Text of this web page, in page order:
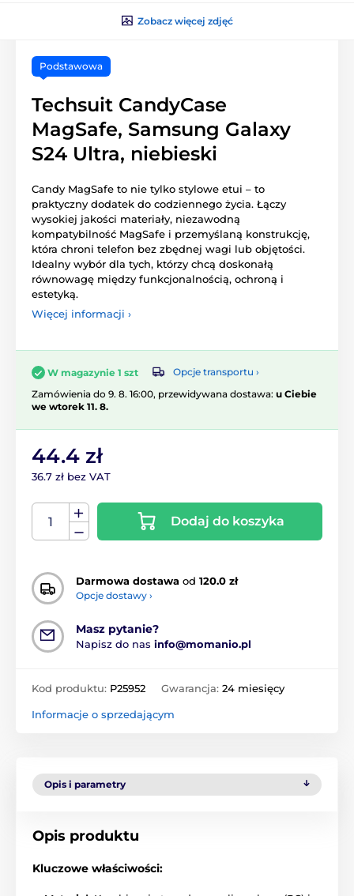
Zobacz więcej zdjęć
Podstawowa
Techsuit CandyCase
MagSafe, Samsung Galaxy
S24 Ultra, niebieski
Candy MagSafe to nie tylko stylowe etui – to
praktyczny dodatek do codziennego życia. Łączy
wysokiej jakości materiały, niezawodną
kompatybilność MagSafe i przemyślaną konstrukcję,
która chroni telefon bez zbędnej wagi lub objętości.
Idealny wybór dla tych, którzy chcą doskonałą
równowagę między funkcjonalnością, ochroną i
estetyką.
Więcej informacji ›
W magazynie 1 szt
Opcje transportu ›
Zamówienia do 9. 8. 16:00, przewidywana dostawa: u Ciebie
we wtorek 11. 8.
44.4 zł
36.7 zł bez VAT
Dodaj do koszyka
Darmowa dostawa od 120.0 zł
Opcje dostawy ›
Masz pytanie?
Napisz do nas info@momanio.pl
Kod produktu: P25952 Gwarancja: 24 miesięcy
Informacje o sprzedającym
Opis i parametry
Opis produktu
Kluczowe właściwości: